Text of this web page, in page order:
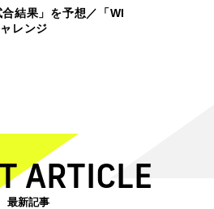
結果」を予想／「WI
レンジ
ARTICLE
最新記事